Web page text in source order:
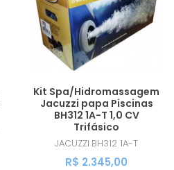
Kit Spa/Hidromassagem
Jacuzzi papa Piscinas
BH312 1A-T 1,0 CV
Trifásico
JACUZZI BH312 1A-T
R$ 2.345,00